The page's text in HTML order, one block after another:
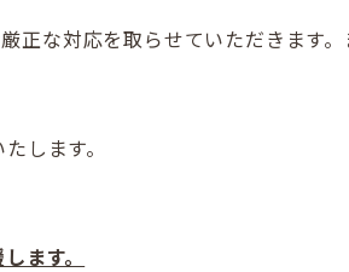
正な対応を取らせていただきます
たします。
ます。